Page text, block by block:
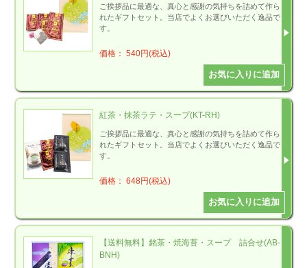
ご挨拶品に最適な、真心と感謝の気持ちを詰めて作ら
れたギフトセット。当店でよくお選びいただく逸品で
す。
価格： 540円(税込)
紅茶・抹茶ラテ・スープ(KT-RH)
ご挨拶品に最適な、真心と感謝の気持ちを詰めて作ら
れたギフトセット。当店でよくお選びいただく逸品で
す。
価格： 648円(税込)
【送料無料】銘茶・焼海苔・スープ 詰合せ(AB-
BNH)